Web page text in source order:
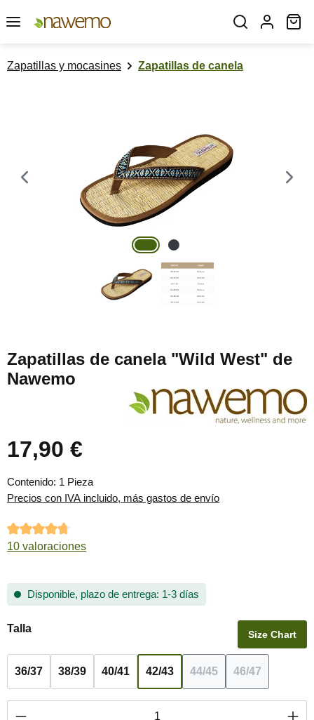
Saltar al contenido principal
Zapatillas y mocasines Zapatillas de canela
Zapatillas de canela "Wild West" de
Nawemo
Precio normal:
17,90 €
Contenido: 1 Pieza
Precios con IVA incluido, más gastos de envío
Calificación promedio de 4.85 de 5 estrellas
10 valoraciones
Disponible, plazo de entrega: 1-3 días
Seleccione
Talla Size Chart
36/37 38/39 40/41 42/43 44/45 46/47
Cantidad del producto: introduce la